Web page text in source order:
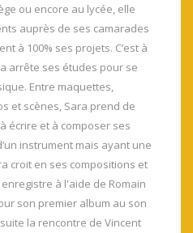
ou encore au lycée, elle
auprès de ses camarades
à 100% ses projets. C’est à
arrête ses études pour se
Entre maquettes,
et scènes, Sara prend de
écrire et à composer ses
instrument mais ayant une
croit en ses compositions et
à l'aide de Romain
son premier album au son
la rencontre de Vincent